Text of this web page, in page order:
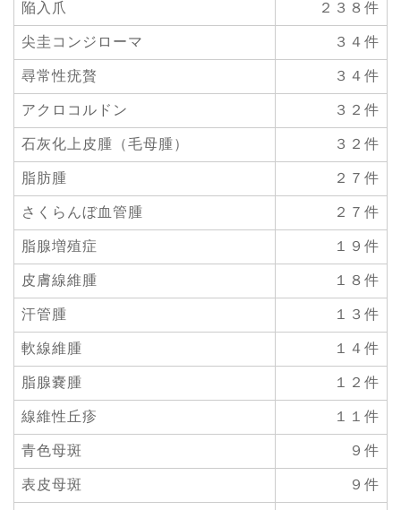
陥入爪 ２３８件
尖圭コンジローマ ３４件
尋常性疣贅 ３４件
アクロコルドン ３２件
石灰化上皮腫（毛母腫） ３２件
脂肪腫 ２７件
さくらんぼ血管腫 ２７件
脂腺増殖症 １９件
皮膚線維腫 １８件
汗管腫 １３件
軟線維腫 １４件
脂腺嚢腫 １２件
線維性丘疹 １１件
青色母斑 ９件
表皮母斑 ９件